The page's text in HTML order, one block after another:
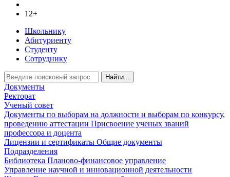
12+
Школьнику
Абитуриенту
Студенту
Сотруднику
Найти...
Документы
Ректорат
Ученый совет
Документы по выборам на должности и выборам по конкурсу,
проведению аттестации Присвоение ученых званий
профессора и доцента
Лицензии и сертификаты Общие документы
Подразделения
Библиотека Планово-финансовое управление
Управление научной и инновационной деятельности